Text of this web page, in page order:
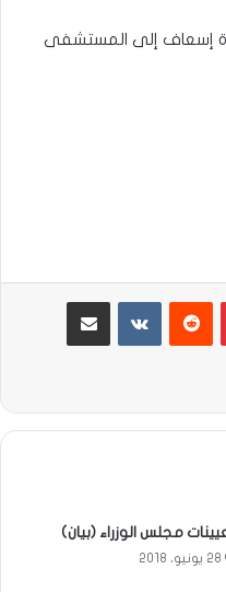
إسعاف إلى المستشفى
بينتيريست مشاركة عبر البريد
مجلس الوزراء (بيان)
28 يونيو، 2018